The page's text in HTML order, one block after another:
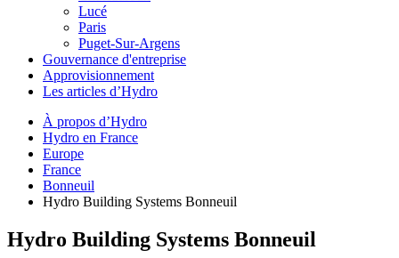
Lucé
Paris
Puget-Sur-Argens
Gouvernance d'entreprise
Approvisionnement
Les articles d’Hydro
À propos d’Hydro
Hydro en France
Europe
France
Bonneuil
Hydro Building Systems Bonneuil
Hydro Building Systems Bonneuil